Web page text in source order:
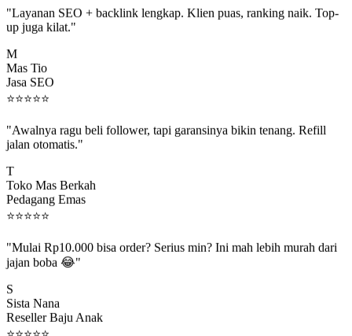
up juga kilat."
Mas Tio
Jasa SEO
⭐⭐⭐⭐⭐
jalan otomatis."
Toko Mas Berkah
Pedagang Emas
⭐⭐⭐⭐⭐
jajan boba 😂"
Sista Nana
Reseller Baju Anak
⭐⭐⭐⭐⭐